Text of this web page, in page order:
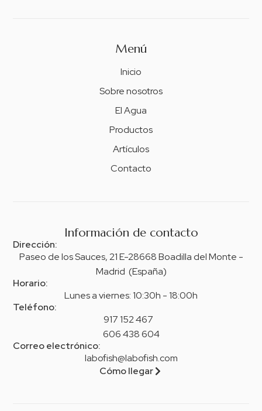
Menú
Inicio
Sobre nosotros
El Agua
Productos
Artículos
Contacto
Información de contacto
Dirección:
Paseo de los Sauces, 21 E-28668 Boadilla del Monte -
Madrid (España)
Horario:
Lunes a viernes: 10:30h - 18:00h
Teléfono:
917 152 467
606 438 604
Correo electrónico:
labofish@labofish.com
Cómo llegar